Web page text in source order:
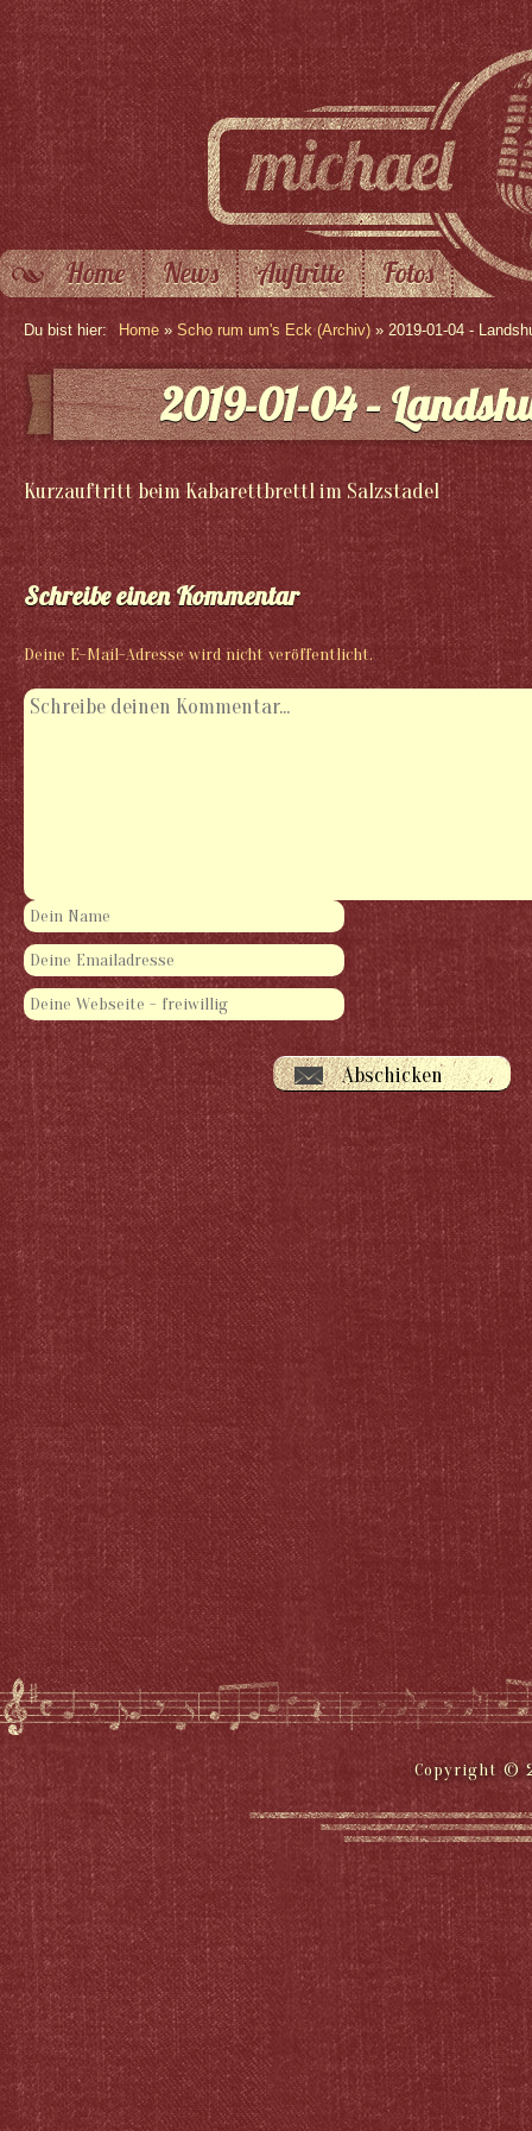
Home News Auftritte Fotos
Du bist hier: Home » Scho rum um's Eck (Archiv) » 2019-01-04 -
2019-01-04 –
Kurzauftritt beim Kabarettbrettl im Salzstadel
Schreibe einen Kommentar
Deine E-Mail-Adresse wird nicht veröffentlicht.
Copyright ©